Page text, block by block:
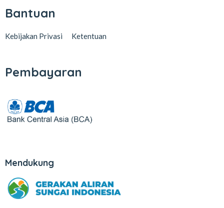
Bantuan
Kebijakan Privasi Ketentuan
Pembayaran
Mendukung